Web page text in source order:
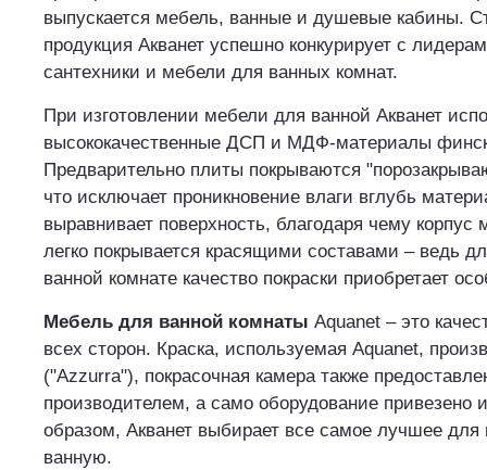
выпускается мебель, ванные и душевые кабины.
продукция Акванет успешно конкурирует с
сантехники и мебели для ванных комнат.
При изготовлении мебели для ванной Акванет
высококачественные ДСП и МДФ-материалы
Предварительно плиты покрываются
что исключает проникновение влаги вглубь
выравнивает поверхность, благодаря чему корпус
легко покрывается красящими составами – ведь
ванной комнате качество покраски приобретает
Мебель для ванной комнаты Aquanet – это
всех сторон. Краска, используемая Aquanet,
("Azzurra"), покрасочная камера также
производителем, а само оборудование привезено
образом, Акванет выбирает все самое лучшее
ванную.